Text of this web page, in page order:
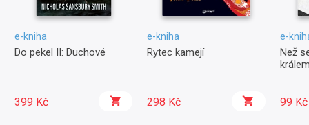
e-kniha
Do pekel II: Duchové
399 Kč
e-kniha
Rytec kamejí
298 Kč
e-
Než
99 Kč